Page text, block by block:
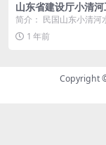
山东省建设厅小清河
员录PDF下载,民国山
简介： 民国山东小清河
究史料，收录山东省建
工程局职员姓名、籍...
1 年前
Copyright